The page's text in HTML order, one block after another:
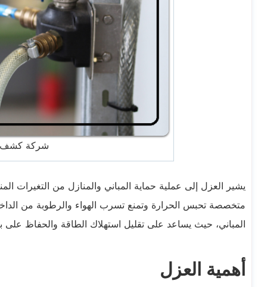
شركة كشف
يشير العزل إلى عملية حماية المباني والمنازل من التغيرات
متخصصة تحبس الحرارة وتمنع تسرب الهواء والرطوبة من
المباني، حيث يساعد على تقليل استهلاك الطاقة والحفاظ على
أهمية العزل